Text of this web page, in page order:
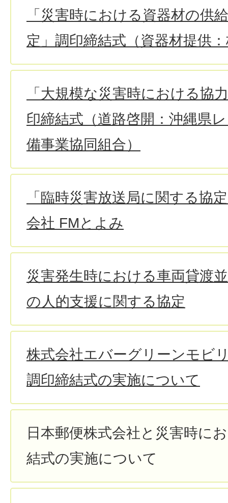
「災害時における資器材の供
定」調印締結式（資器材提供
「大規模な災害時における協
印締結式（道路啓開：沖縄県
備事業協同組合）
「臨時災害放送局に関する協
会社 FMとよみ
災害発生時における車両貸渡
の人的支援に関する協定
株式会社エバーグリーンモビ
調印締結式の実施について
日本郵便株式会社と災害時に
結式の実施について